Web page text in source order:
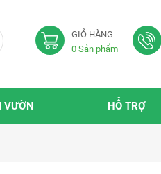
GIỎ HÀNG
0Sản phẩm
VƯỜN HỖ TRỢ